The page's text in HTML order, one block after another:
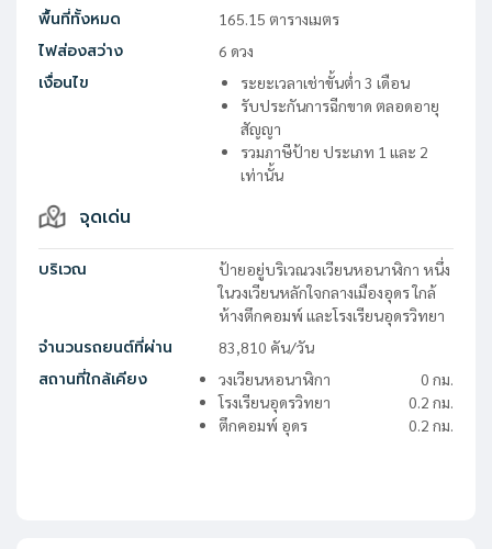
พื้นที่ทั้งหมด 165.15 ตารางเมตร
ไฟส่องสว่าง 6 ดวง
เงื่อนไข
ระยะเวลาเช่าขั้นต่ำ 3 เดือน
รับประกันการฉีกขาด ตลอดอายุ
สัญญา
รวมภาษีป้าย ประเภท 1 และ 2
เท่านั้น
จุดเด่น
บริเวณ
ป้ายอยู่บริเวณวงเวียนหอนาฬิกา หนึ่ง
ในวงเวียนหลักใจกลางเมืองอุดร ใกล้
ห้างตึกคอมพ์ และโรงเรียนอุดรวิทยา
จำนวนรถยนต์ที่ผ่าน 83,810 คัน/วัน
สถานที่ใกล้เคียง วงเวียนหอนาฬิกา 0 กม.
โรงเรียนอุดรวิทยา
0.2 กม.
ตึกคอมพ์ อุดร
0.2 กม.